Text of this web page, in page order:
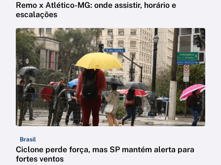
Remo x Atlético-MG: onde assistir, horário e
escalações
Brasil
Ciclone perde força, mas SP mantém alerta para
fortes ventos